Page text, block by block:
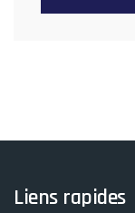
Liens rapides